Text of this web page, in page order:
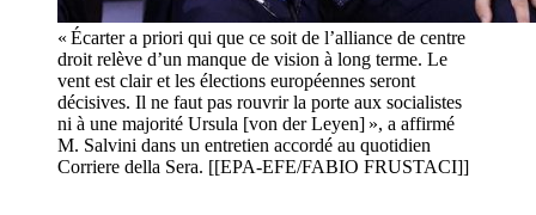
« Écarter a priori qui que ce soit de l’alliance de centre
droit relève d’un manque de vision à long terme. Le
vent est clair et les élections européennes seront
décisives. Il ne faut pas rouvrir la porte aux socialistes
ni à une majorité Ursula [von der Leyen] », a affirmé
M. Salvini dans un entretien accordé au quotidien
Corriere della Sera. [[EPA-EFE/FABIO FRUSTACI]]